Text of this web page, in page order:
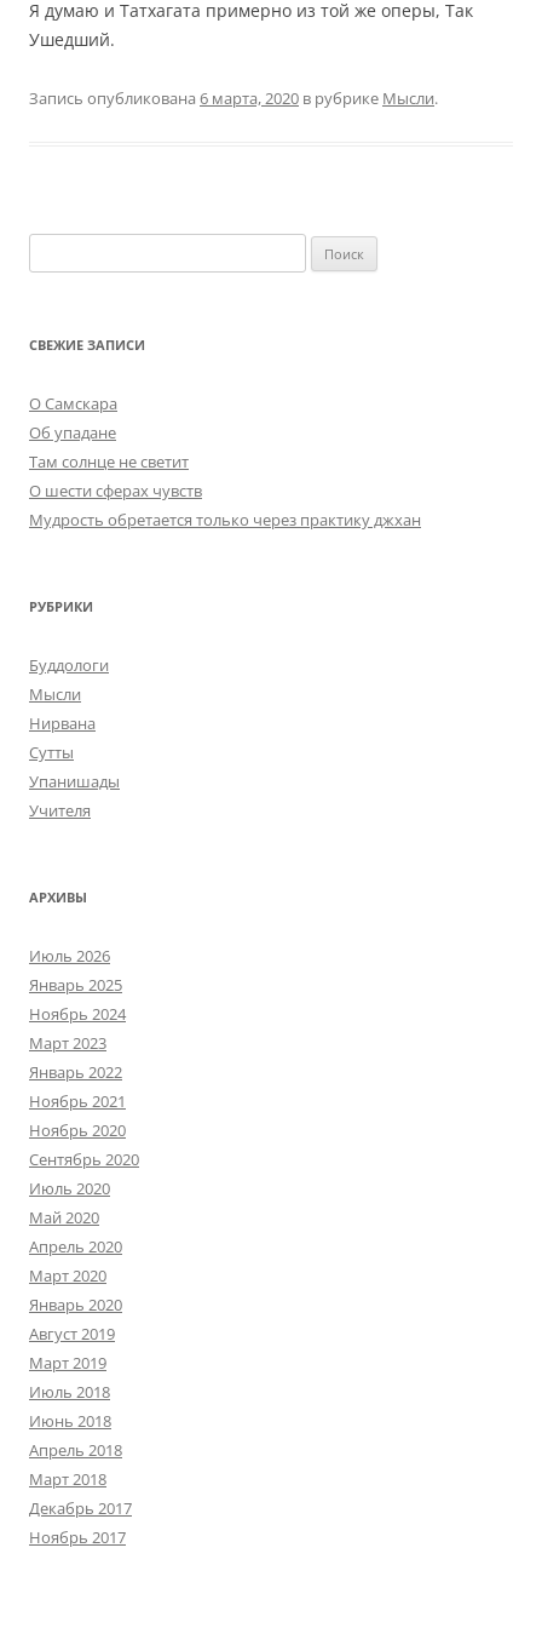
Я думаю и Татхагата примерно из той же оперы, Так
Ушедший.
Запись опубликована 6 марта, 2020 в рубрике Мысли.
СВЕЖИЕ ЗАПИСИ
О Самскара
Об упадане
Там солнце не светит
О шести сферах чувств
Мудрость обретается только через практику джхан
РУБРИКИ
Буддологи
Мысли
Нирвана
Сутты
Упанишады
Учителя
АРХИВЫ
Июль 2026
Январь 2025
Ноябрь 2024
Март 2023
Январь 2022
Ноябрь 2021
Ноябрь 2020
Сентябрь 2020
Июль 2020
Май 2020
Апрель 2020
Март 2020
Январь 2020
Август 2019
Март 2019
Июль 2018
Июнь 2018
Апрель 2018
Март 2018
Декабрь 2017
Ноябрь 2017